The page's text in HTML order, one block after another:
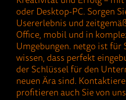
oder Desktop-PC. Sorgen
Usererlebnis und
Office, mobil und in
Umgebungen. netgo ist für
wissen, dass perfekt
der Schlüssel für den
neuen Ära sind.
profitieren auch Sie von